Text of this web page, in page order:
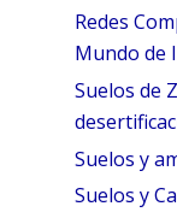
Redes
Mundo de
Suelos de
Suelos y
Suelos y